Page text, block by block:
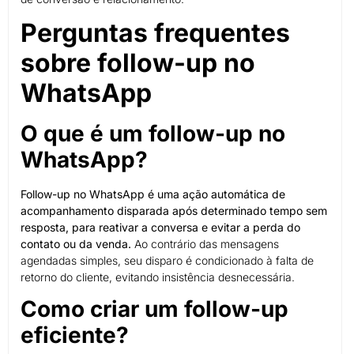
Perguntas frequentes
sobre follow-up no
WhatsApp
O que é um follow-up no
WhatsApp?
Follow-up no WhatsApp é uma ação automática de
acompanhamento disparada após determinado tempo sem
resposta, para reativar a conversa e evitar a perda do
contato ou da venda. Ao contrário das mensagens
agendadas simples, seu disparo é condicionado à falta de
retorno do cliente, evitando insistência desnecessária.
Como criar um follow-up
eficiente?